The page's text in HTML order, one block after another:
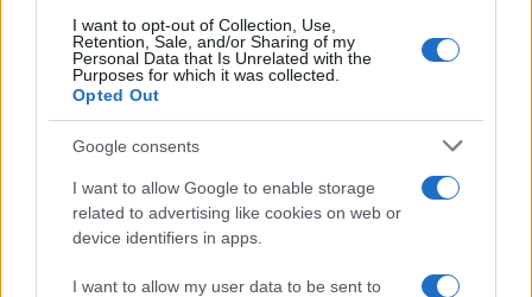
I want to opt-out of Collection, Use,
Retention, Sale, and/or Sharing of my
Personal Data that Is Unrelated with the
Purposes for which it was collected.
Opted Out
Google consents
I want to allow Google to enable storage
related to advertising like cookies on web or
device identifiers in apps.
I want to allow my user data to be sent to
CSI Bergamo: Tra Corsi, Eventi e Protezione dei Dati
Personali
Francesca Lombardi · 29 Lug 2026
NEWS